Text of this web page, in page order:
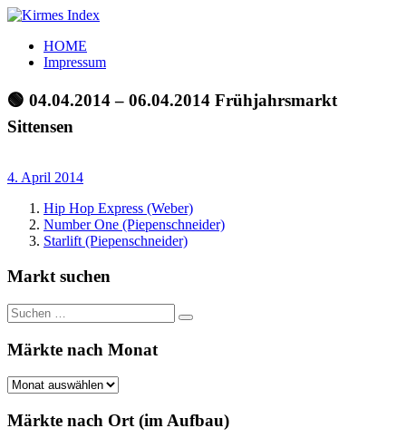
Zum
springen
Kirmes
Index
Tourpläne
der
letzten
Jahre
HOME
Impressum
🟢 04.04.2014 – 06.04.2014 Frühjahrsmarkt
Sittensen
4. April 2014
Hip Hop Express (Weber)
Number One (Piepenschneider)
Starlift (Piepenschneider)
Markt suchen
Suchen
nach:
Suchen
Märkte nach Monat
Märkte
Monat
Märkte nach Ort (im Aufbau)